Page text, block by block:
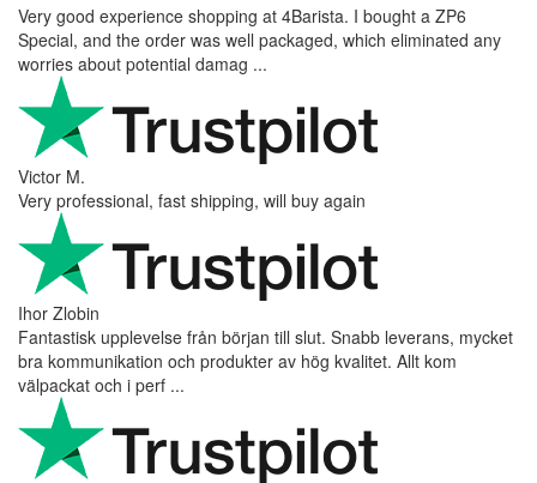
Very good experience shopping at 4Barista. I bought a ZP6
Special, and the order was well packaged, which eliminated any
worries about potential damag ...
Victor M.
Very professional, fast shipping, will buy again
Ihor Zlobin
Fantastisk upplevelse från början till slut. Snabb leverans, mycket
bra kommunikation och produkter av hög kvalitet. Allt kom
välpackat och i perf ...